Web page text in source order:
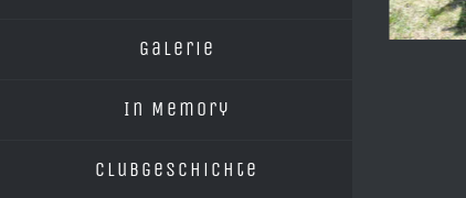
Galerie
In Memory
Clubgeschichte